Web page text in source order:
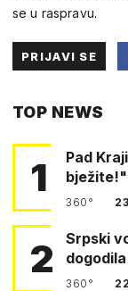
se u raspravu.
PRIJAVI SE
TOP NEWS
1
Pad
bježite!"
360°
2
Srpski
360°